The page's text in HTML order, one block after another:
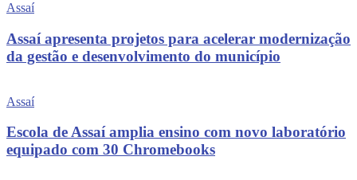
Assaí
Assaí apresenta projetos para acelerar modernização
da gestão e desenvolvimento do município
Assaí
Escola de Assaí amplia ensino com novo laboratório
equipado com 30 Chromebooks